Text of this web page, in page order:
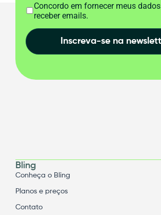
Concordo em fornecer meus
receber emails.
Inscreva-se na
Bling
Conheça o Bling
Planos e preços
Contato